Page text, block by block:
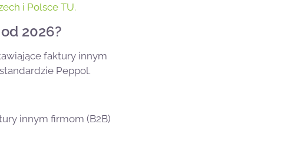
i Polsce TU.
2026?
faktury innym
Peppol.
innym firmom (B2B)